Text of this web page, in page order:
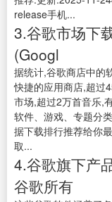
release手机...
3.谷歌市场下
(Googl
据统计,谷歌商店中的
快捷的应用商店,超过
市场,超过2万首音乐,
软件、游戏、专题分
据下载排行推荐给你
取...
4.谷歌旗下产
谷歌所有